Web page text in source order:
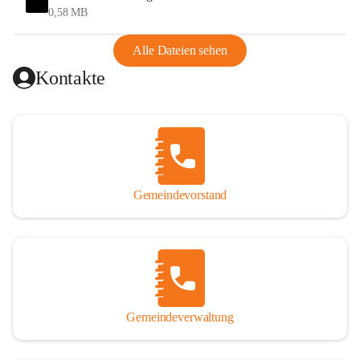
und Ungarn war. Dadurch war Wörterberg von Wörth
Aus diesem Grund war die Bevölkerung dazu gezwungen,
Schmuggel zu betreiben. Es kam oft zu nächtlichen
Überfällen und Schießereien. Erst mit dem Anschluss des
wirtschaftlich ging es bergauf. Dieser Aufschwung endete
1926. Es folgten Arbeitslosigkeit, Preissteigerung und
Unanbringlichkeit von Produkten. Daher wurde der
Anschluss an das Deutsche Reich begrüßt. Als der Zweite
Weltkrieg ausbrach, schwang die Stimmung um. Es starben
26 Männer an der Front, weitere 16 werden vermisst.
Von 1971 bis 1991 gehörte Wörterberg zur Gemeinde
Ollersdorf. Durch den Einsatz von mehreren Ortsansässigen
wurde Wörterberg 1991 wieder eine eigenständige
0,58 MB
Alle Dateien sehen
Kontakte
Gemeindevorstand
Gemeindeverwaltung